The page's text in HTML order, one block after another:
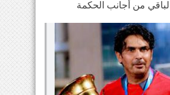
من أجانب الحكمة